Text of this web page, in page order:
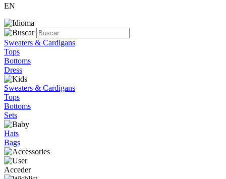
EN
Sweaters & Cardigans
Tops
Bottoms
Dress
Sweaters & Cardigans
Tops
Bottoms
Sets
Hats
Bags
Acceder